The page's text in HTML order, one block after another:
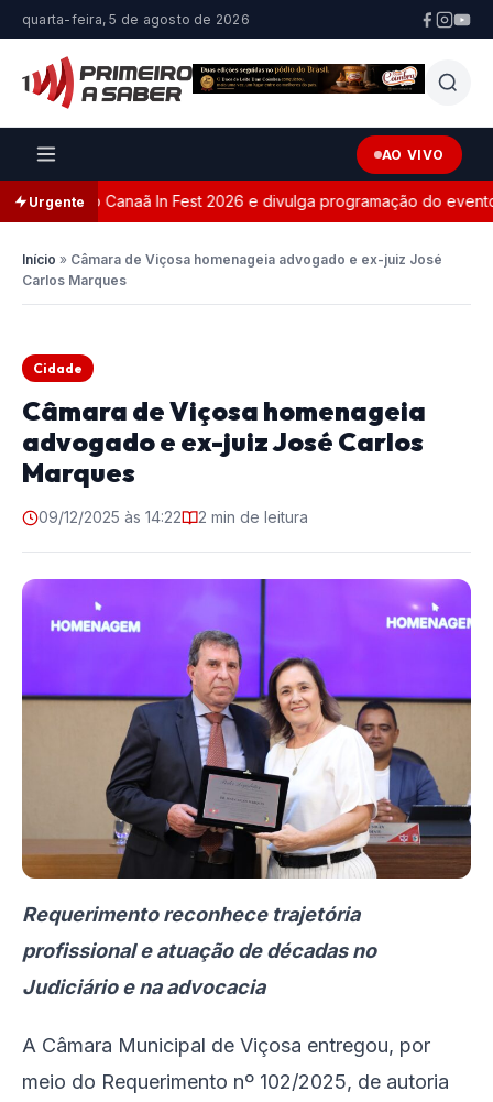
quarta-feira, 5 de agosto de 2026
AO VIVO
Urgente
do Canaã In Fest 2026 e divulga programação do evento
Início » Câmara de Viçosa homenageia advogado e ex-juiz José
Carlos Marques
Cidade
Câmara de Viçosa homenageia
advogado e ex-juiz José Carlos
Marques
09/12/2025 às 14:22 2 min de leitura
Requerimento reconhece trajetória
profissional e atuação de décadas no
Judiciário e na advocacia
A Câmara Municipal de Viçosa entregou, por
meio do Requerimento nº 102/2025, de autoria